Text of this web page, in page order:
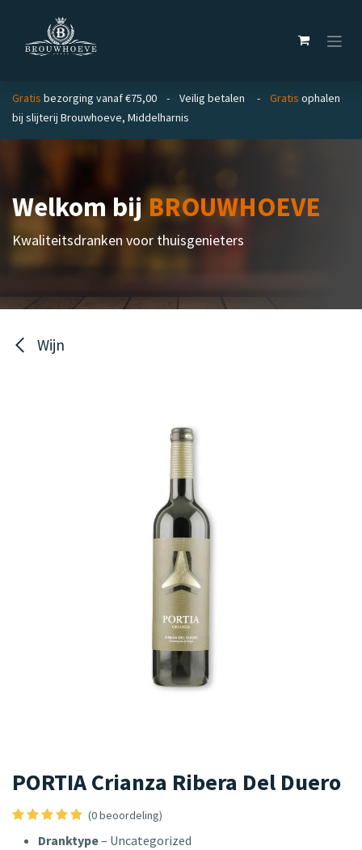
Gratis bezorging vanaf €75,00 - Veilig betalen - Gratis ophalen
bij slijterij Brouwhoeve, Middelharnis
Welkom bijBROUWHOEVE
Kwaliteitsdranken voor thuisgenieters
Wijn
PORTIA Crianza Ribera Del Duero
(0 beoordeling)
Dranktype– Uncategorized